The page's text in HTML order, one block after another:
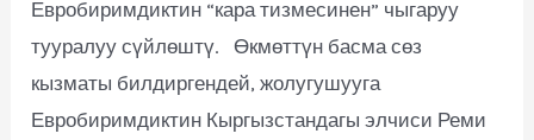
Евробиримдиктин “кара тизмесинен” чыгаруу
тууралуу сүйлөштү. Өкмөттүн басма сөз
кызматы билдиргендей, жолугушууга
Евробиримдиктин Кыргызстандагы элчиси Реми